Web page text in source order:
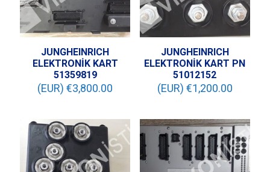
JUNGHEINRICH
ELEKTRONİK KART
51359819
(EUR) €3,800.00
JUNGHEINRICH
ELEKTRONİK KART PN
51012152
(EUR) €1,200.00